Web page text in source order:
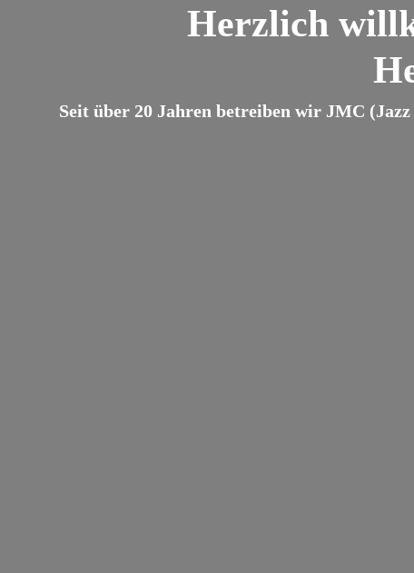
Herzlich
Seit über 20 Jahren betreiben wir JMC